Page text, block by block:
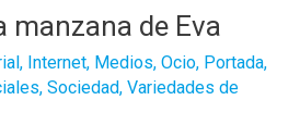
manzana de Eva
, Internet, Medios, Ocio, Portada,
, Sociedad, Variedades de